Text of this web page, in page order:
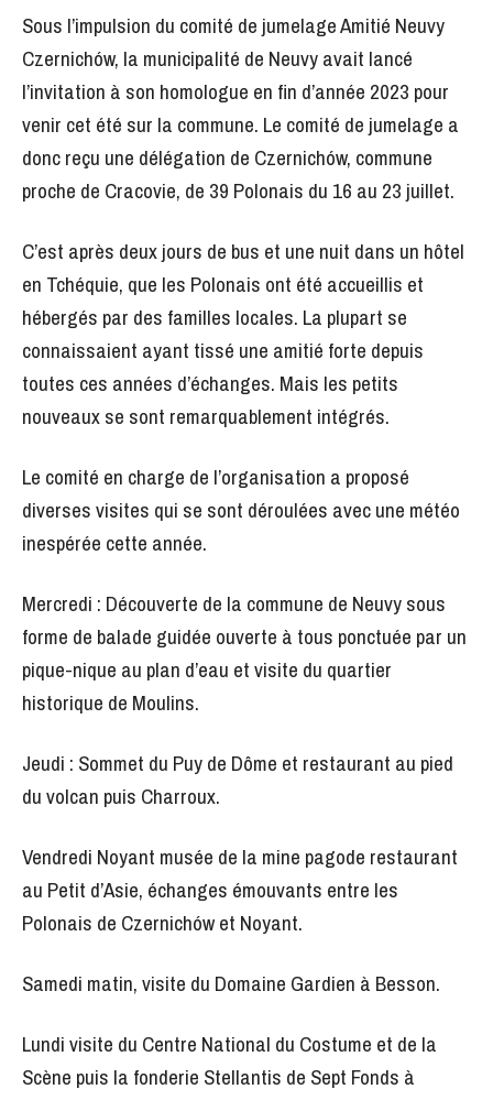
Sous l’impulsion du comité de jumelage Amitié Neuvy
Czernichów, la municipalité de Neuvy avait lancé
l’invitation à son homologue en fin d’année 2023 pour
venir cet été sur la commune. Le comité de jumelage a
donc reçu une délégation de Czernichów, commune
proche de Cracovie, de 39 Polonais du 16 au 23 juillet.
C’est après deux jours de bus et une nuit dans un hôtel
en Tchéquie, que les Polonais ont été accueillis et
hébergés par des familles locales. La plupart se
connaissaient ayant tissé une amitié forte depuis
toutes ces années d’échanges. Mais les petits
nouveaux se sont remarquablement intégrés.
Le comité en charge de l’organisation a proposé
diverses visites qui se sont déroulées avec une météo
inespérée cette année.
Mercredi : Découverte de la commune de Neuvy sous
forme de balade guidée ouverte à tous ponctuée par un
pique-nique au plan d’eau et visite du quartier
historique de Moulins.
Jeudi : Sommet du Puy de Dôme et restaurant au pied
du volcan puis Charroux.
Vendredi Noyant musée de la mine pagode restaurant
au Petit d’Asie, échanges émouvants entre les
Polonais de Czernichów et Noyant.
Samedi matin, visite du Domaine Gardien à Besson.
Lundi visite du Centre National du Costume et de la
Scène puis la fonderie Stellantis de Sept Fonds à